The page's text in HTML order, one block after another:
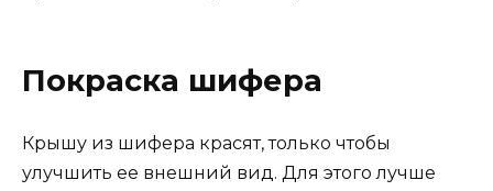
Покраска шифера
Крышу из шифера красят, только чтобы
улучшить ее внешний вид. Для этого лучше